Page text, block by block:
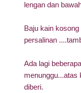
lengan dan
Baju kain
persalinan
Ada lagi
menunggu...atas
diberi.